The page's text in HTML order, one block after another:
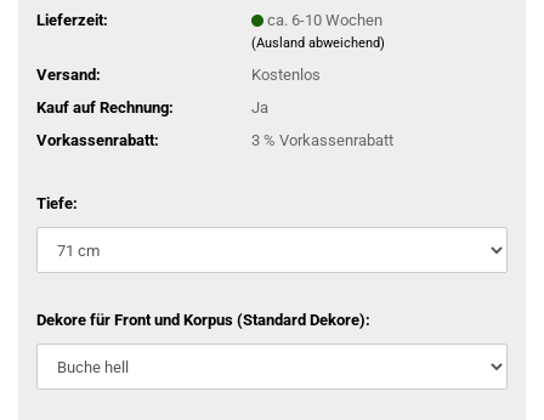
Lieferzeit:
ca. 6-10 Wochen
(Ausland abweichend)
Versand:
Kostenlos
Kauf auf Rechnung:
Ja
Vorkassenrabatt:
3 % Vorkassenrabatt
Tiefe:
Dekore für Front und Korpus (Standard Dekore):